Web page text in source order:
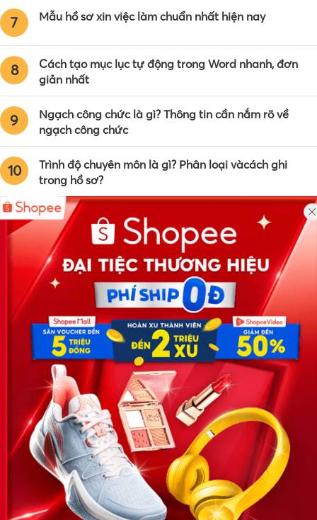
7 Mẫu hồ sơ xin việc làm chuẩn nhất hiện nay
8
Cách tạo mục lục tự động trong Word nhanh, đơn
giản nhất
9
Ngạch công chức là gì? Thông tin cần nắm rõ về
ngạch công chức
10
Trình độ chuyên môn là gì? Phân loại vàcách ghi
trong hồ sơ?
Công ty TNHH Eyeplus Online
Địa chỉ: Số 81, ngõ 68, đường Cầu Giấy, Tổ 05, Phường Quan
Hoa, Quận Cầu Giấy, TP Hà Nội, Việt Nam
SĐT: 0981 448 766
Email:
hotro@timviec.com.vn
VỀ CHÚNG TÔI
News.timviec.com.vn là website cung cấp thông tin liên quan đến
nhân sự, nghề nghiệp do Timviec.com.vn vận hành nhằm giúp
doanh nghiệp, nhân sự tuyển dụng, người đi làm, người tìm việc
cập nhật thông tin và đáp ứng được mong muốn của mình.
KẾT NỐI